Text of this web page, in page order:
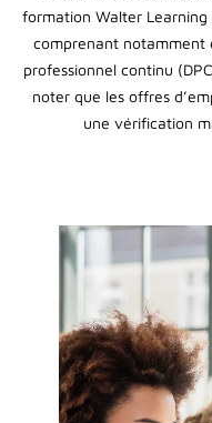
formation Walter
comprenant notamment
professionnel continu
noter que les offres
une vérification